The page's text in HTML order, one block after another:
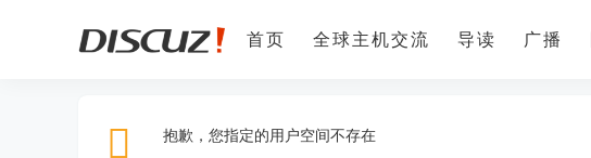
首页 全球主机交流 导读 广播
抱歉，您指定的用户空间不存在